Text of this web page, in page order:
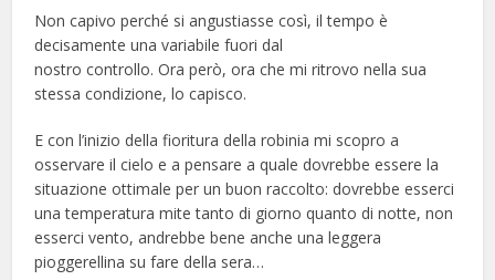
Non capivo perché si angustiasse così, il tempo è
decisamente una variabile fuori dal
nostro controllo. Ora però, ora che mi ritrovo nella sua
stessa condizione, lo capisco.
E con l’inizio della fioritura della robinia mi scopro a
osservare il cielo e a pensare a quale dovrebbe essere la
situazione ottimale per un buon raccolto: dovrebbe esserci
una temperatura mite tanto di giorno quanto di notte, non
esserci vento, andrebbe bene anche una leggera
pioggerellina su fare della sera…